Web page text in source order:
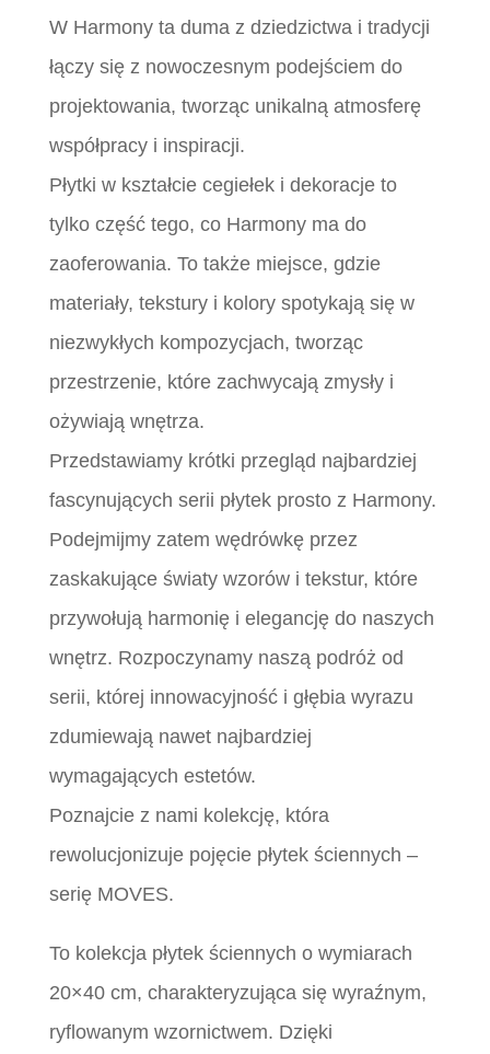
W Harmony ta duma z dziedzictwa i tradycji
łączy się z nowoczesnym podejściem do
projektowania, tworząc unikalną atmosferę
współpracy i inspiracji.
Płytki w kształcie cegiełek i dekoracje to
tylko część tego, co Harmony ma do
zaoferowania. To także miejsce, gdzie
materiały, tekstury i kolory spotykają się w
niezwykłych kompozycjach, tworząc
przestrzenie, które zachwycają zmysły i
ożywiają wnętrza.
Przedstawiamy krótki przegląd najbardziej
fascynujących serii płytek prosto z Harmony.
Podejmijmy zatem wędrówkę przez
zaskakujące światy wzorów i tekstur, które
przywołują harmonię i elegancję do naszych
wnętrz. Rozpoczynamy naszą podróż od
serii, której innowacyjność i głębia wyrazu
zdumiewają nawet najbardziej
wymagających estetów.
Poznajcie z nami kolekcję, która
rewolucjonizuje pojęcie płytek ściennych –
serię MOVES.
To kolekcja płytek ściennych o wymiarach
20×40 cm, charakteryzująca się wyraźnym,
ryflowanym wzornictwem. Dzięki